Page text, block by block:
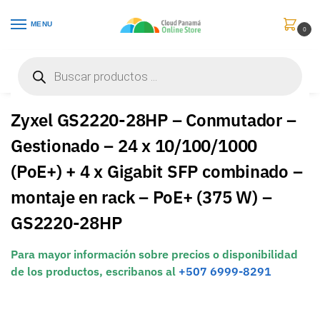
MENU
0
Zyxel GS2220-28HP – Conmutador –
Gestionado – 24 x 10/100/1000
(PoE+) + 4 x Gigabit SFP combinado –
montaje en rack – PoE+ (375 W) –
GS2220-28HP
Para mayor información sobre precios o disponibilidad
de los productos, escribanos al +507 6999-8291